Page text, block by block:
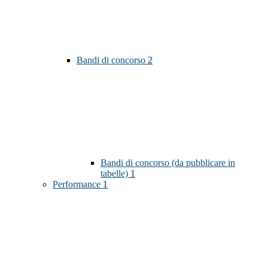
Bandi di concorso 2
Bandi di concorso (da pubblicare in
tabelle) 1
Performance 1